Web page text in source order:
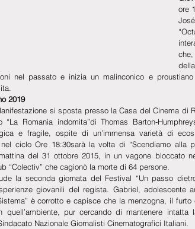
ore
nel passato e inizia un malinconico e
2019
si sposta presso la Casa del Cinema di
“La Romania indomita”di Thomas Barton-
e fragile, ospite di un’immensa varietà di
ciclo Ore 18:30sarà la volta di “Scendiamo alla
del 31 ottobre 2015, in un vagone bloccato
“Colectiv” che cagionò la morte di 64 persone.
la seconda giornata del Festival “Un passo
giovanili del regista. Gabriel, adolescente
è corrotto e capisce che la menzogna, il
quell’ambiente, pur cercando di mantenere intatta
Nazionale Giornalisti Cinematografici Italiani.